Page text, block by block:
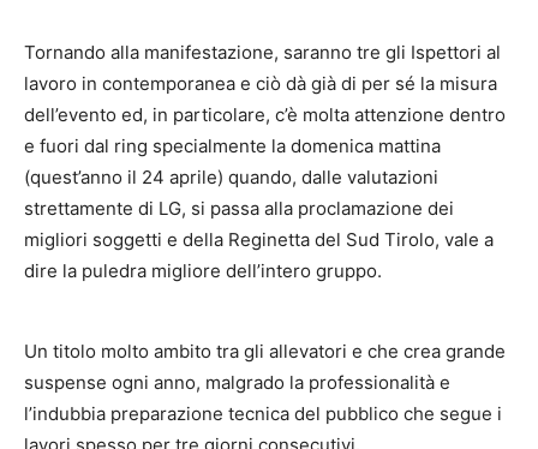
Tornando alla manifestazione, saranno tre gli Ispettori al
lavoro in contemporanea e ciò dà già di per sé la misura
dell’evento ed, in particolare, c’è molta attenzione dentro
e fuori dal ring specialmente la domenica mattina
(quest’anno il 24 aprile) quando, dalle valutazioni
strettamente di LG, si passa alla proclamazione dei
migliori soggetti e della Reginetta del Sud Tirolo, vale a
dire la puledra migliore dell’intero gruppo.
Un titolo molto ambito tra gli allevatori e che crea grande
suspense ogni anno, malgrado la professionalità e
l’indubbia preparazione tecnica del pubblico che segue i